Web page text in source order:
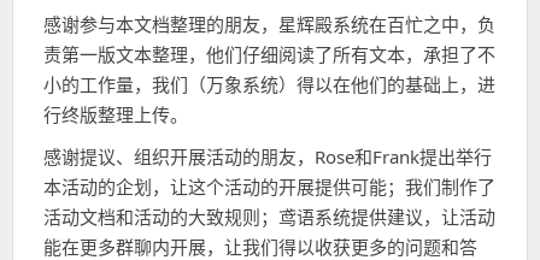
感谢参与本文档整理的朋友，星辉殿系统在百忙之中，负
责第一版文本整理，他们仔细阅读了所有文本，承担了不
小的工作量，我们（万象系统）得以在他们的基础上，进
行终版整理上传。
感谢提议、组织开展活动的朋友，Rose和Frank提出举行
本活动的企划，让这个活动的开展提供可能；我们制作了
活动文档和活动的大致规则；鸢语系统提供建议，让活动
能在更多群聊内开展，让我们得以收获更多的问题和答